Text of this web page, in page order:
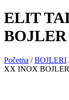
ELIT
BOJLER
Početna /BOJLERI
XX INOX